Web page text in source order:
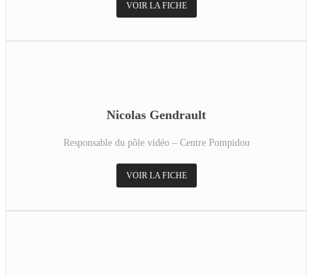
VOIR LA FICHE
Nicolas Gendrault
Responsable du pôle vidéo – Centre Pompidou
VOIR LA FICHE